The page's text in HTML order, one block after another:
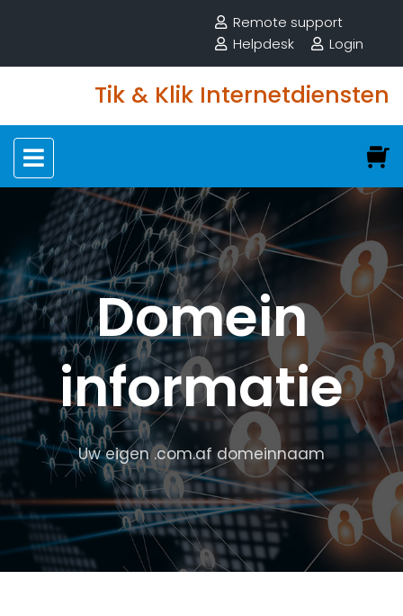
Remote support
Helpdesk
Login
Tik & Klik Internetdiensten
Domein
informatie
Uw eigen .com.af domeinnaam